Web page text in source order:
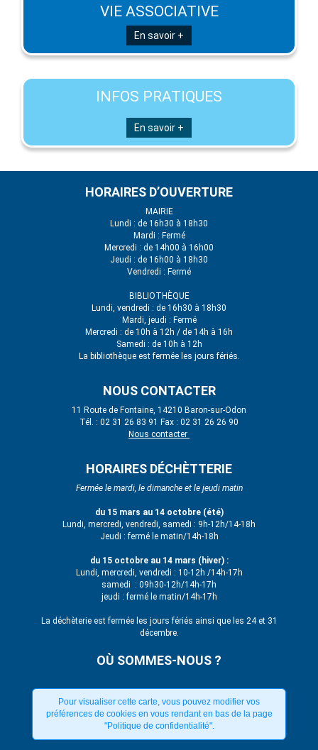
VIE ASSOCIATIVE
En savoir +
INFOS PRATIQUES
En savoir +
HORAIRES D’OUVERTURE
MAIRIE
Lundi : de 16h30 à 18h30
Mardi : Fermé
Mercredi : de 14h00 à 16h00
Jeudi : de 16h00 à 18h30
Vendredi : Fermé
BIBLIOTHÈQUE
Lundi, vendredi : de 16h30 à 18h30
Mardi, jeudi : Fermé
Mercredi : de 10h à 12h / de 14h à 16h
Samedi : de 10h à 12h
La bibliothèque est fermée les jours fériés.
NOUS CONTACTER
11 Route de Fontaine, 14210 Baron-sur-Odon
Tél. : 02 31 26 83 91 Fax : 02 31 26 26 90
Nous contacter
HORAIRES DÉCHÈTTERIE
Fermée le mardi, le dimanche et le jeudi matin
du 15 mars au 14 octobre (été)
Lundi, mercredi, vendredi, samedi : 9h-12h/14-18h
Jeudi : fermé le matin/14h-18h
du 15 octobre au 14 mars (hiver) :
Lundi, mercredi, vendredi : 10-12h /14h-17h
samedi : 09h30-12h/14h-17h
jeudi : fermé le matin/14h-17h
La déchèterie est fermée les jours fériés ainsi que les 24 et 31
décembre.
OÙ SOMMES-NOUS ?
Pour visualiser cette carte, vous pouvez modifier vos
préférences de cookies en vous rendant en bas de la page
"Politique de confidentialité".